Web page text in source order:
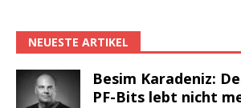
NEUESTE ARTIKEL
Besim Karadeniz:
PF-Bits lebt nicht